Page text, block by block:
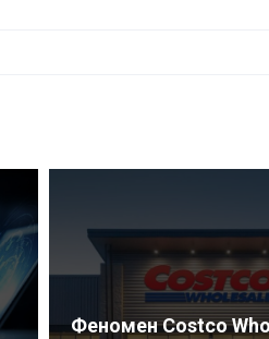
Феномен Costco